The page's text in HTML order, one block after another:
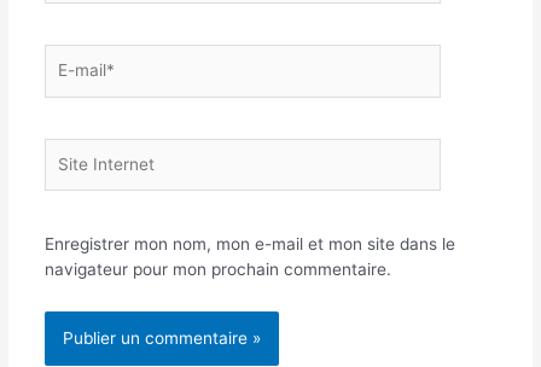
mail*
Internet
Enregistrer mon nom, mon e-mail et mon site dans le
navigateur pour mon prochain commentaire.